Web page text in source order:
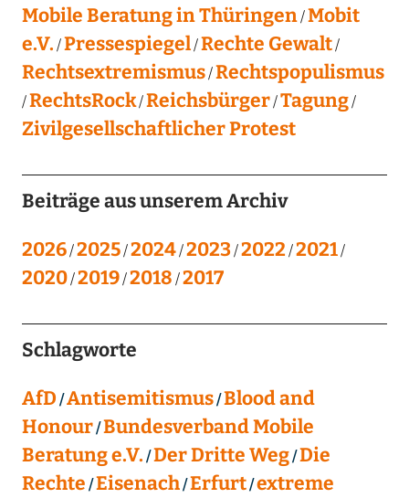
Mobile Beratung in Thüringen Mobit
e.V. Pressespiegel Rechte Gewalt
Rechtsextremismus Rechtspopulismus
RechtsRock Reichsbürger Tagung
Zivilgesellschaftlicher Protest
Beiträge aus unserem Archiv
2026 2025 2024 2023 2022 2021
2020 2019 2018 2017
Schlagworte
AfD Antisemitismus Blood and
Honour Bundesverband Mobile
Beratung e.V. Der Dritte Weg Die
Rechte Eisenach Erfurt extreme